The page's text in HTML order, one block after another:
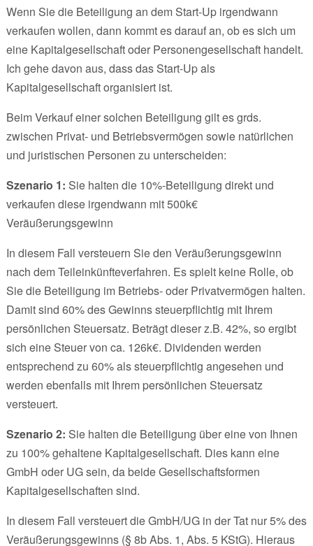
Wenn Sie die Beteiligung an dem Start-Up irgendwann
verkaufen wollen, dann kommt es darauf an, ob es sich um
eine Kapitalgesellschaft oder Personengesellschaft handelt.
Ich gehe davon aus, dass das Start-Up als
Kapitalgesellschaft organisiert ist.
Beim Verkauf einer solchen Beteiligung gilt es grds.
zwischen Privat- und Betriebsvermögen sowie natürlichen
und juristischen Personen zu unterscheiden:
Szenario 1: Sie halten die 10%-Beteiligung direkt und
verkaufen diese irgendwann mit 500k€
Veräußerungsgewinn
In diesem Fall versteuern Sie den Veräußerungsgewinn
nach dem Teileinkünfteverfahren. Es spielt keine Rolle, ob
Sie die Beteiligung im Betriebs- oder Privatvermögen halten.
Damit sind 60% des Gewinns steuerpflichtig mit Ihrem
persönlichen Steuersatz. Beträgt dieser z.B. 42%, so ergibt
sich eine Steuer von ca. 126k€. Dividenden werden
entsprechend zu 60% als steuerpflichtig angesehen und
werden ebenfalls mit Ihrem persönlichen Steuersatz
versteuert.
Szenario 2: Sie halten die Beteiligung über eine von Ihnen
zu 100% gehaltene Kapitalgesellschaft. Dies kann eine
GmbH oder UG sein, da beide Gesellschaftsformen
Kapitalgesellschaften sind.
In diesem Fall versteuert die GmbH/UG in der Tat nur 5% des
Veräußerungsgewinns (§ 8b Abs. 1, Abs. 5 KStG). Hieraus